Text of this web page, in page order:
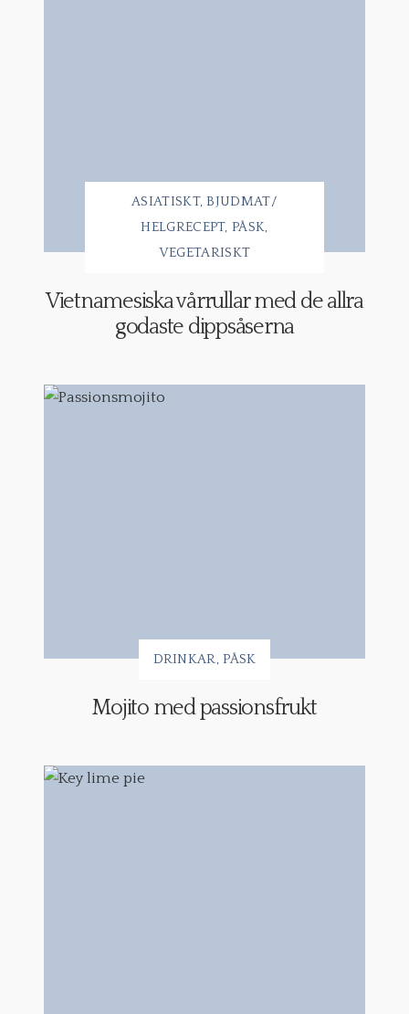
ASIATISKT BJUDMAT/
HELGRECEPT PÅSK
VEGETARISKT
Vietnamesiska vårrullar med de allra
godaste dippsåserna
DRINKAR PÅSK
Mojito med passionsfrukt